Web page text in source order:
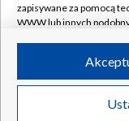
System NOS
Informacje o
Program dla prasy
©2026
zapisywane za pomocą
WWW lub innych
ruchu w Internecie.
Twoje dane osobowe
poszczególnych